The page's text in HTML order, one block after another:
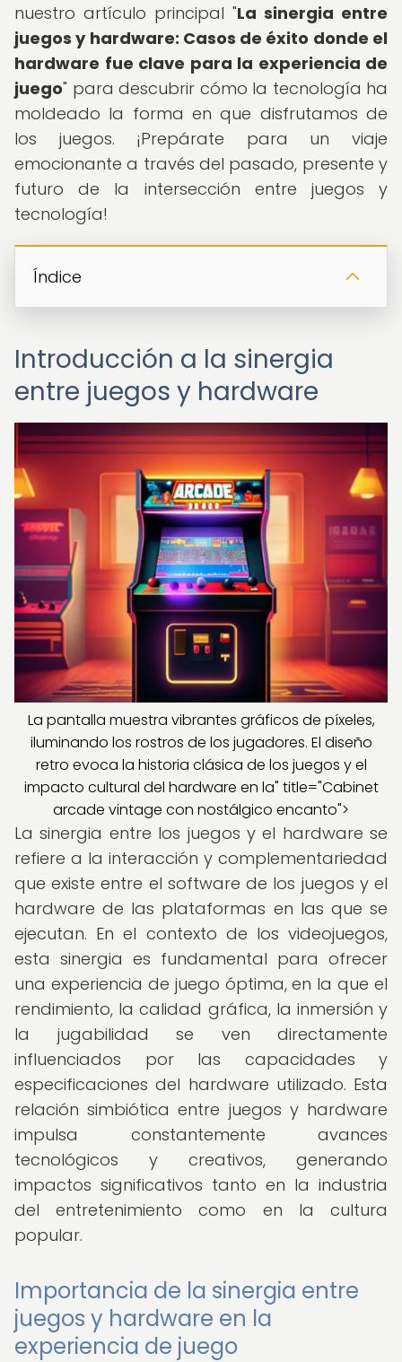
nuestro artículo principal "La sinergia entre
juegos y hardware: Casos de éxito donde el
hardware fue clave para la experiencia de
juego" para descubrir cómo la tecnología ha
moldeado la forma en que disfrutamos de
los juegos. ¡Prepárate para un viaje
emocionante a través del pasado, presente y
futuro de la intersección entre juegos y
tecnología!
Índice
Introducción a la sinergia
entre juegos y hardware
La pantalla muestra vibrantes gráficos de píxeles,
iluminando los rostros de los jugadores. El diseño
retro evoca la historia clásica de los juegos y el
impacto cultural del hardware en la" title="Cabinet
arcade vintage con nostálgico encanto">
La sinergia entre los juegos y el hardware se
refiere a la interacción y complementariedad
que existe entre el software de los juegos y el
hardware de las plataformas en las que se
ejecutan. En el contexto de los videojuegos,
esta sinergia es fundamental para ofrecer
una experiencia de juego óptima, en la que el
rendimiento, la calidad gráfica, la inmersión y
la jugabilidad se ven directamente
influenciados por las capacidades y
especificaciones del hardware utilizado. Esta
relación simbiótica entre juegos y hardware
impulsa constantemente avances
tecnológicos y creativos, generando
impactos significativos tanto en la industria
del entretenimiento como en la cultura
popular.
Importancia de la sinergia entre
juegos y hardware en la
experiencia de juego